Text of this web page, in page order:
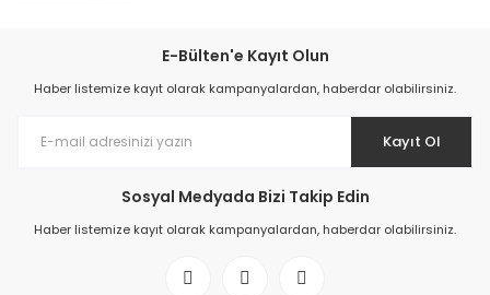
E-Bülten'e Kayıt Olun
Haber listemize kayıt olarak kampanyalardan, haberdar olabilirsiniz.
Kayıt Ol
Sosyal Medyada Bizi Takip Edin
Haber listemize kayıt olarak kampanyalardan, haberdar olabilirsiniz.